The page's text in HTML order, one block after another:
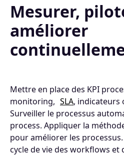
Mesurer,
améliorer
Mettre en place des KPI
monitoring, SLA, indicateurs
Surveiller le processus
process. Appliquer la
pour améliorer les
cycle de vie des workflows et